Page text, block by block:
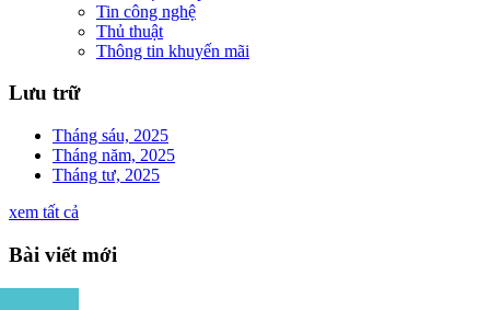
Tin công nghệ
Thủ thuật
Thông tin khuyến mãi
Lưu trữ
Tháng sáu, 2025
Tháng năm, 2025
Tháng tư, 2025
xem tất cả
Bài viết mới